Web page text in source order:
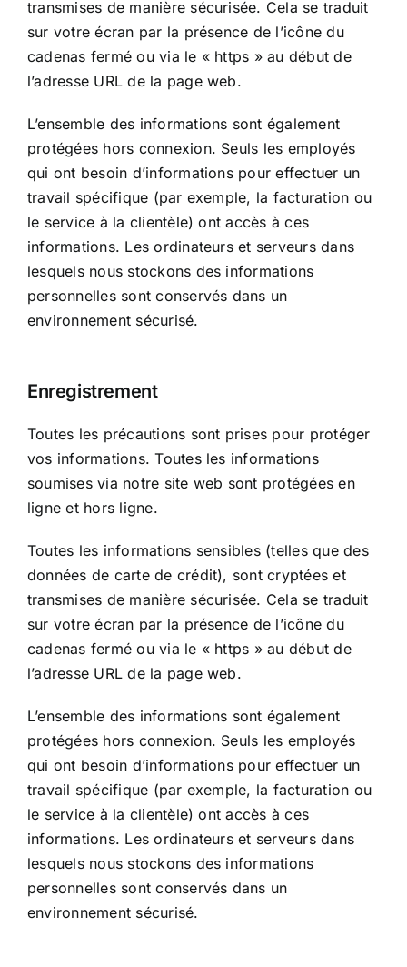
transmises de manière sécurisée. Cela se traduit
sur votre écran par la présence de l’icône du
cadenas fermé ou via le « https » au début de
l’adresse URL de la page web.
L’ensemble des informations sont également
protégées hors connexion. Seuls les employés
qui ont besoin d’informations pour effectuer un
travail spécifique (par exemple, la facturation ou
le service à la clientèle) ont accès à ces
informations. Les ordinateurs et serveurs dans
lesquels nous stockons des informations
personnelles sont conservés dans un
environnement sécurisé.
Enregistrement
Toutes les précautions sont prises pour protéger
vos informations. Toutes les informations
soumises via notre site web sont protégées en
ligne et hors ligne.
Toutes les informations sensibles (telles que des
données de carte de crédit), sont cryptées et
transmises de manière sécurisée. Cela se traduit
sur votre écran par la présence de l’icône du
cadenas fermé ou via le « https » au début de
l’adresse URL de la page web.
L’ensemble des informations sont également
protégées hors connexion. Seuls les employés
qui ont besoin d’informations pour effectuer un
travail spécifique (par exemple, la facturation ou
le service à la clientèle) ont accès à ces
informations. Les ordinateurs et serveurs dans
lesquels nous stockons des informations
personnelles sont conservés dans un
environnement sécurisé.